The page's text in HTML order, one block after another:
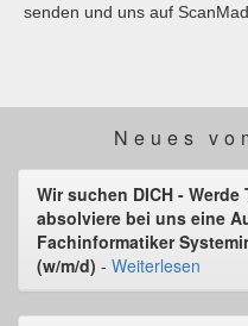
senden und uns auf
Neues
Wir suchen DICH - Werde
absolviere bei uns eine
Fachinformatiker
(w/m/d) - Weiterlesen